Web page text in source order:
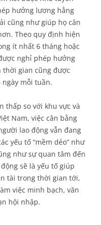
hưởng lương hằng
cũng như giúp họ cân
Theo quy định hiện
ít nhất 6 tháng hoặc
nghỉ phép hưởng
thời gian cũng được
mỗi tuần.
thấp so với khu vực và
Nam, việc cân bằng
lao động vẫn đang
yếu tố “mềm dẻo” như
như sự quan tâm đến
sẽ là yếu tố giúp
tài trong thời gian tới,
việc minh bạch, văn
hội nhập.